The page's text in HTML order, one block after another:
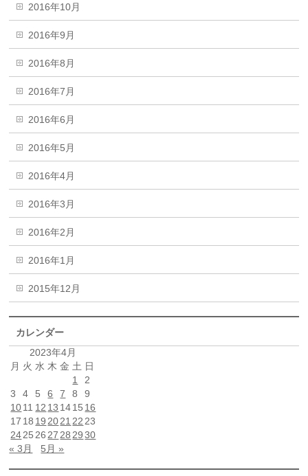
2016年10月
2016年9月
2016年8月
2016年7月
2016年6月
2016年5月
2016年4月
2016年3月
2016年2月
2016年1月
2015年12月
カレンダー
2023年4月
月 火 水 木 金 土 日
1
2
3
4 5 6 7 8
9
1011 12 13 1415 16
17 18 19 2021 22 23
2425 26 27 28 29 30
« 3月
5月 »